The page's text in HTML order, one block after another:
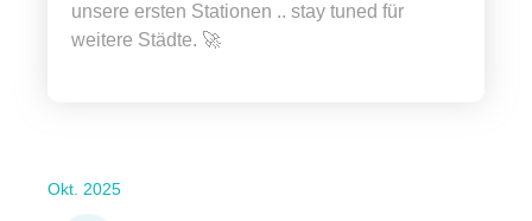
unsere ersten Stationen .. stay tuned für
weitere Städte. 🚀
Okt. 2025